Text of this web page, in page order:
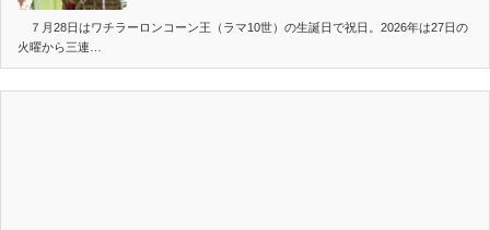
７月28日はワチラーロンコーン王（ラマ10世）の生誕日で祝日。2026年は27日の
火曜から三連…